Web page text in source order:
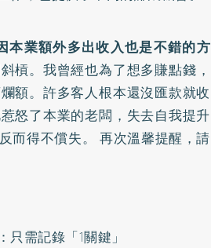
本業額外多出收入也是不錯的方
槓。我曾經也為了想多賺點錢，
額。許多客人根本還沒匯款就收
怒了本業的老闆，失去自我提升
而得不償失。 再次溫馨提醒，請
需記錄「1關鍵」